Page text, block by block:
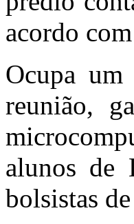
acordo
Ocupa
reunião,
alunos de
bolsistas